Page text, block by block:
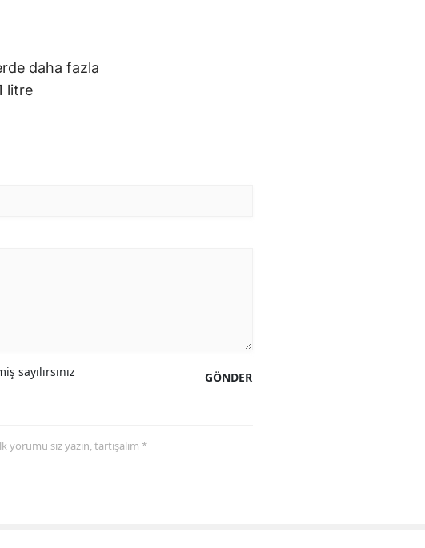
daha fazla
litre
GÖNDER
sayılırsınız
siz yazın, tartışalım *